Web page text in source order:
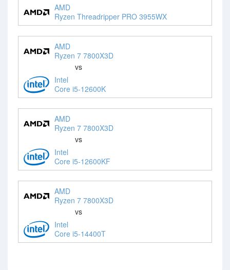
AMD
Ryzen Threadripper PRO 3955WX
AMD
Ryzen 7 7800X3D
vs
Intel
Core i5-12600K
AMD
Ryzen 7 7800X3D
vs
Intel
Core i5-12600KF
AMD
Ryzen 7 7800X3D
vs
Intel
Core i5-14400T